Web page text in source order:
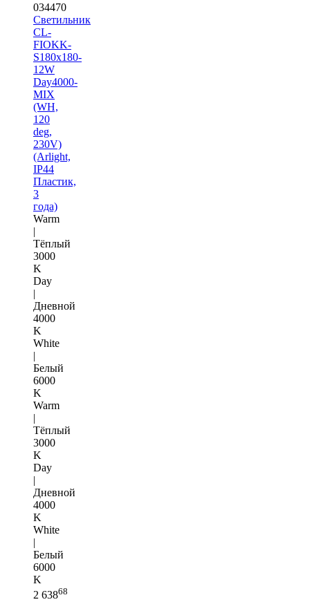
034470
Светильник
CL-
FIOKK-
S180x180-
12W
Day4000-
MIX
(WH,
120
deg,
230V)
(Arlight,
IP44
Пластик,
3
года)
Warm
|
Тёплый
3000
K
Day
|
Дневной
4000
K
White
|
Белый
6000
K
Warm
|
Тёплый
3000
K
Day
|
Дневной
4000
K
White
|
Белый
6000
K
2 63868